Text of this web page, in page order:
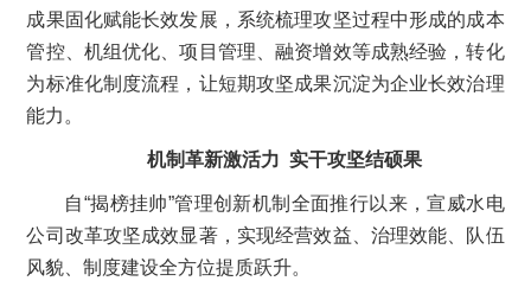
成果固化赋能长效发展，系统梳理攻坚过程中形成的成本
管控、机组优化、项目管理、融资增效等成熟经验，转化
为标准化制度流程，让短期攻坚成果沉淀为企业长效治理
能力。
机制革新激活力 实干攻坚结硕果
自“揭榜挂帅”管理创新机制全面推行以来，宣威水电
公司改革攻坚成效显著，实现经营效益、治理效能、队伍
风貌、制度建设全方位提质跃升。